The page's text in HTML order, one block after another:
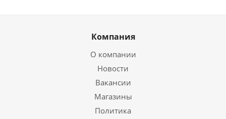
Компания
О компании
Новости
Вакансии
Магазины
Политика